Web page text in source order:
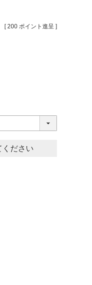
[ 200 ポイント進呈 ]